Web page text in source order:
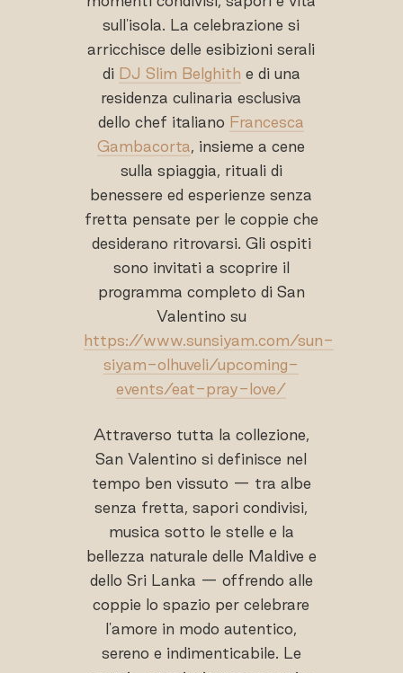
sull'isola. La celebrazione si
arricchisce delle esibizioni serali
di DJ Slim Belghith e di una
residenza culinaria esclusiva
dello chef italiano Francesca
Gambacorta, insieme a cene
sulla spiaggia, rituali di
benessere ed esperienze senza
fretta pensate per le coppie che
desiderano ritrovarsi. Gli ospiti
sono invitati a scoprire il
programma completo di San
Valentino su
https://www.sunsiyam.com/sun-
siyam-olhuveli/upcoming-
events/eat-pray-love/
Attraverso tutta la collezione,
San Valentino si definisce nel
tempo ben vissuto — tra albe
senza fretta, sapori condivisi,
musica sotto le stelle e la
bellezza naturale delle Maldive e
dello Sri Lanka — offrendo alle
coppie lo spazio per celebrare
l'amore in modo autentico,
sereno e indimenticabile. Le